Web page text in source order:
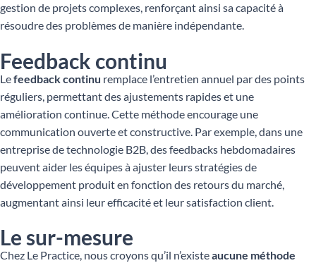
gestion de projets complexes, renforçant ainsi sa capacité à
résoudre des problèmes de manière indépendante.
Feedback continu
Lefeedback continu remplace l’entretien annuel par des points
réguliers, permettant des ajustements rapides et une
amélioration continue. Cette méthode encourage une
communication ouverte et constructive. Par exemple, dans une
entreprise de technologie B2B, des feedbacks hebdomadaires
peuvent aider les équipes à ajuster leurs stratégies de
développement produit en fonction des retours du marché,
augmentant ainsi leur efficacité et leur satisfaction client.
Le sur-mesure
Chez Le Practice, nous croyons qu’il n’existeaucune méthode